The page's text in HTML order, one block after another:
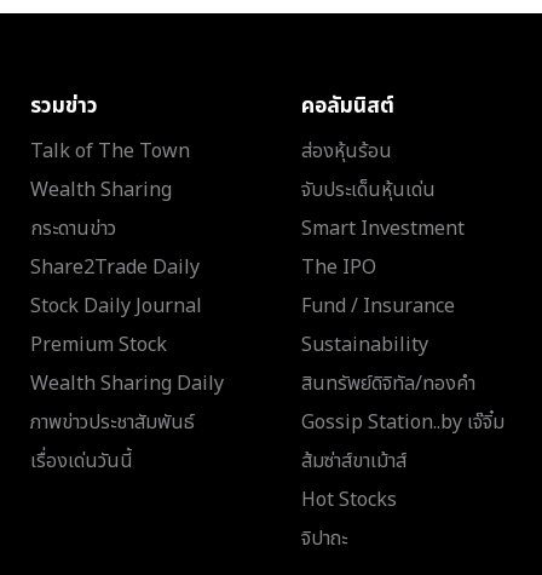
รวมข่าว
Talk of The Town
Wealth Sharing
กระดานข่าว
Share2Trade Daily
Stock Daily Journal
Premium Stock
Wealth Sharing Daily
ภาพข่าวประชาสัมพันธ์
เรื่องเด่นวันนี้
คอลัมนิสต์
ส่องหุ้นร้อน
จับประเด็นหุ้นเด่น
Smart Investment
The IPO
Fund / Insurance
Sustainability
สินทรัพย์ดิจิทัล/ทองคำ
Gossip Station..by เจ๊จิ๋ม
ส้มซ่าส์ขาเม้าส์
Hot Stocks
จิปาถะ